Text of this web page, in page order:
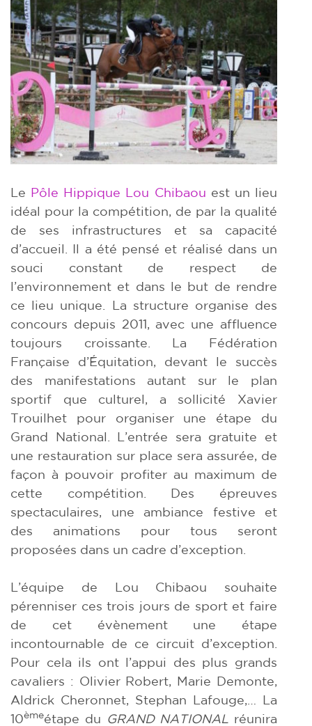
Le Pôle Hippique Lou Chibaou est un lieu
idéal pour la compétition, de par la qualité
de ses infrastructures et sa capacité
d’accueil. Il a été pensé et réalisé dans un
souci constant de respect de
l’environnement et dans le but de rendre
ce lieu unique. La structure organise des
concours depuis 2011, avec une affluence
toujours croissante. La Fédération
Française d’Équitation, devant le succès
des manifestations autant sur le plan
sportif que culturel, a sollicité Xavier
Trouilhet pour organiser une étape du
Grand National. L’entrée sera gratuite et
une restauration sur place sera assurée, de
façon à pouvoir profiter au maximum de
cette compétition. Des épreuves
spectaculaires, une ambiance festive et
des animations pour tous seront
proposées dans un cadre d’exception.
L’équipe de Lou Chibaou souhaite
pérenniser ces trois jours de sport et faire
de cet évènement une étape
incontournable de ce circuit d’exception.
Pour cela ils ont l’appui des plus grands
cavaliers : Olivier Robert, Marie Demonte,
Aldrick Cheronnet, Stephan Lafouge,… La
10èmeétape du GRAND NATIONAL réunira